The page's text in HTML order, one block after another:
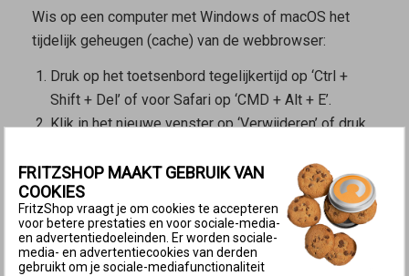
Wis op een computer met Windows of macOS het
tijdelijk geheugen (cache) van de webbrowser:
Druk op het toetsenbord tegelijkertijd op ‘Ctrl +
Shift + Del’ of voor Safari op ‘CMD + Alt + E’.
Klik in het nieuwe venster op ‘Verwijderen’ of druk
4 VPN-verbinding verbreken
Als je een anonimiseringsdienst voor het internet
gebruikt (bijvoorbeeldPrivédoorgifte in iCloud, Nord
VPN) of een beveiligingssoftware met geïntegreerde
FRITZSHOP MAAKT GEBRUIK VAN
COOKIES
FritzShop vraagt je om cookies te accepteren
voor betere prestaties en voor sociale-media-
en advertentiedoeleinden. Er worden sociale-
media- en advertentiecookies van derden
gebruikt om je sociale-mediafunctionaliteit